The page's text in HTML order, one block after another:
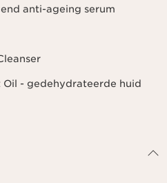
anti-ageing serum
Oil - gedehydrateerde huid